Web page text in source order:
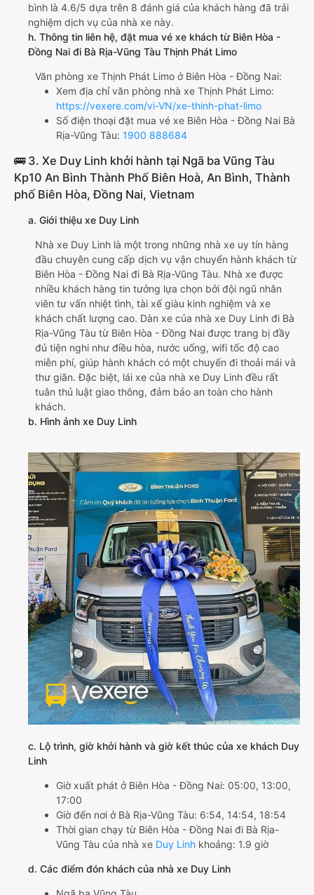
bình là 4.6/5 dựa trên 8 đánh giá của khách hàng đã trải
nghiệm dịch vụ của nhà xe này.
h. Thông tin liên hệ, đặt mua vé xe khách từ Biên Hòa -
Đồng Nai đi Bà Rịa-Vũng Tàu Thịnh Phát Limo
Văn phòng xe Thịnh Phát Limo ở Biên Hòa - Đồng Nai:
Xem địa chỉ văn phòng nhà xe Thịnh Phát Limo:
https://vexere.com/vi-VN/xe-thinh-phat-limo
Số điện thoại đặt mua vé xe Biên Hòa - Đồng Nai Bà
Rịa-Vũng Tàu: 1900 888684
🚌 3. Xe Duy Linh khởi hành tại Ngã ba Vũng Tàu
Kp10 An Bình Thành Phố Biên Hoà, An Bình, Thành
phố Biên Hòa, Đồng Nai, Vietnam
a. Giới thiệu xe Duy Linh
Nhà xe Duy Linh là một trong những nhà xe uy tín hàng
đầu chuyên cung cấp dịch vụ vận chuyển hành khách từ
Biên Hòa - Đồng Nai đi Bà Rịa-Vũng Tàu. Nhà xe được
nhiều khách hàng tin tưởng lựa chọn bởi đội ngũ nhân
viên tư vấn nhiệt tình, tài xế giàu kinh nghiệm và xe
khách chất lượng cao. Dàn xe của nhà xe Duy Linh đi Bà
Rịa-Vũng Tàu từ Biên Hòa - Đồng Nai được trang bị đầy
đủ tiện nghi như điều hòa, nước uống, wifi tốc độ cao
miễn phí, giúp hành khách có một chuyến đi thoải mái và
thư giãn. Đặc biệt, lái xe của nhà xe Duy Linh đều rất
tuân thủ luật giao thông, đảm bảo an toàn cho hành
khách.
b. Hình ảnh xe Duy Linh
c. Lộ trình, giờ khởi hành và giờ kết thúc của xe khách Duy
Linh
Giờ xuất phát ở Biên Hòa - Đồng Nai: 05:00, 13:00,
17:00
Giờ đến nơi ở Bà Rịa-Vũng Tàu: 6:54, 14:54, 18:54
Thời gian chạy từ Biên Hòa - Đồng Nai đi Bà Rịa-
Vũng Tàu của nhà xe Duy Linh khoảng: 1.9 giờ
d. Các điểm đón khách của nhà xe Duy Linh